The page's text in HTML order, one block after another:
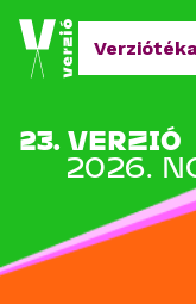
23. VERZIÓ
2026.